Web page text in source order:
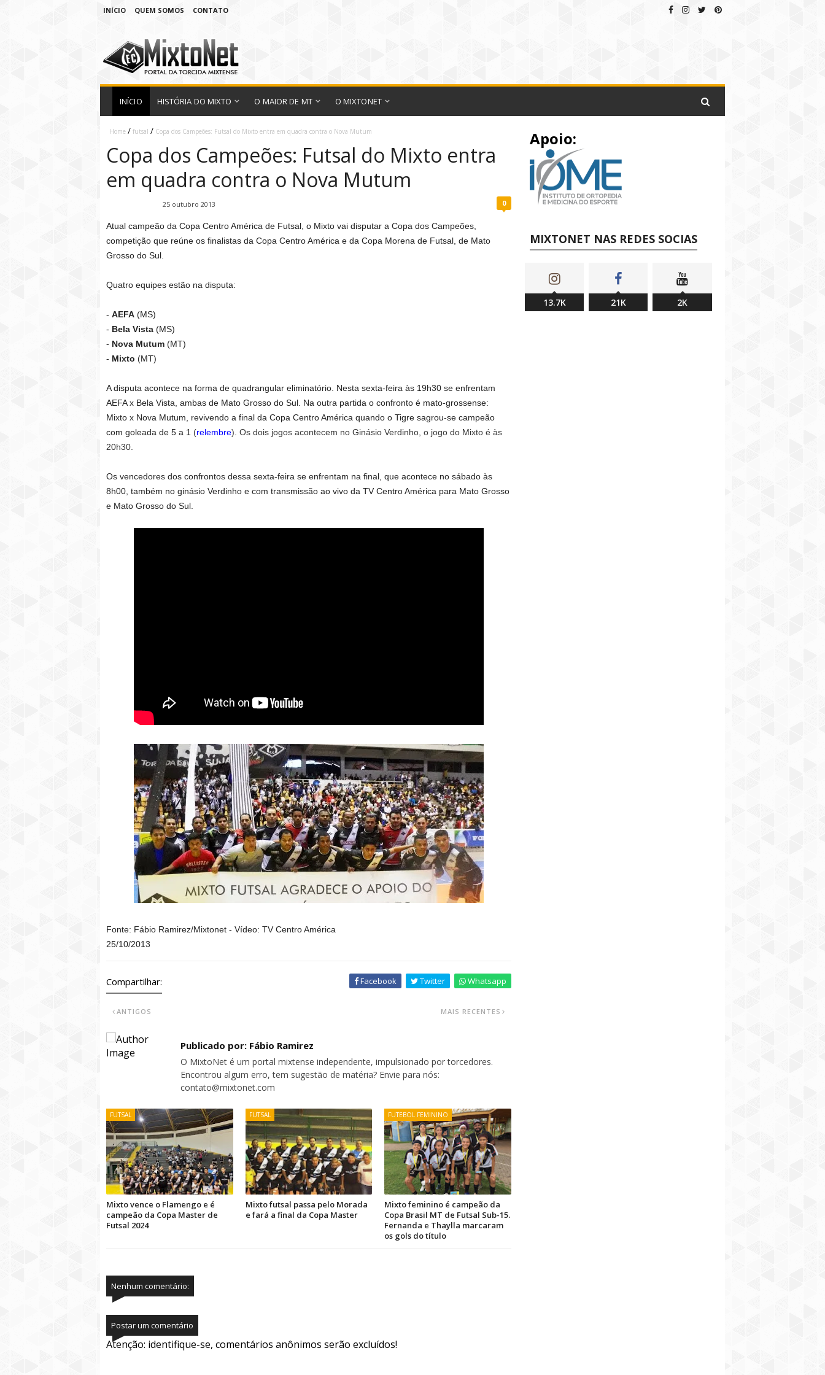
INÍCIO QUEM SOMOS CONTATO
INÍCIO HISTÓRIA DO MIXTO O MAIOR DE MT O MIXTONET
Home / futsal / Copa dos Campeões: Futsal do Mixto entra em quadra contra o Nova Mutum
Copa dos Campeões: Futsal do Mixto entra
em quadra contra o Nova Mutum
25 outubro 2013 0
Atual campeão da Copa Centro América de Futsal, o Mixto vai disputar a Copa dos Campeões,
competição que reúne os finalistas da Copa Centro América e da Copa Morena de Futsal, de Mato
Grosso do Sul.
Quatro equipes estão na disputa:
- AEFA (MS)
- Bela Vista (MS)
- Nova Mutum (MT)
- Mixto (MT)
A disputa acontece na forma de quadrangular eliminatório. Nesta sexta-feira às 19h30 se enfrentam
AEFA x Bela Vista, ambas de Mato Grosso do Sul. Na outra partida o confronto é mato-grossense:
Mixto x Nova Mutum, revivendo a final da Copa Centro América quando o Tigre sagrou-se campeão
com goleada de 5 a 1 (relembre). Os dois jogos acontecem no Ginásio Verdinho, o jogo do Mixto é às
20h30.
Os vencedores dos confrontos dessa sexta-feira se enfrentam na final, que acontece no sábado às
8h00, também no ginásio Verdinho e com transmissão ao vivo da TV Centro América para Mato Grosso
e Mato Grosso do Sul.
Fonte: Fábio Ramirez/Mixtonet - Vídeo: TV Centro América
25/10/2013
Compartilhar: Facebook Twitter Whatsapp
MAIS RECENTES
ANTIGOS
Publicado por: Fábio Ramirez
O MixtoNet é um portal mixtense independente, impulsionado por torcedores.
Encontrou algum erro, tem sugestão de matéria? Envie para nós:
contato@mixtonet.com
FUTSAL
Mixto vence o Flamengo e é
campeão da Copa Master de
Futsal 2024
FUTSAL
Mixto futsal passa pelo Morada
e fará a final da Copa Master
FUTEBOL FEMININO
Mixto feminino é campeão da
Copa Brasil MT de Futsal Sub-15.
Fernanda e Thaylla marcaram
os gols do título
Nenhum comentário:
Postar um comentário
Atenção: identifique-se, comentários anônimos serão excluídos!
Apoio:
MIXTONET NAS REDES SOCIAS
13.7K 21K 2K